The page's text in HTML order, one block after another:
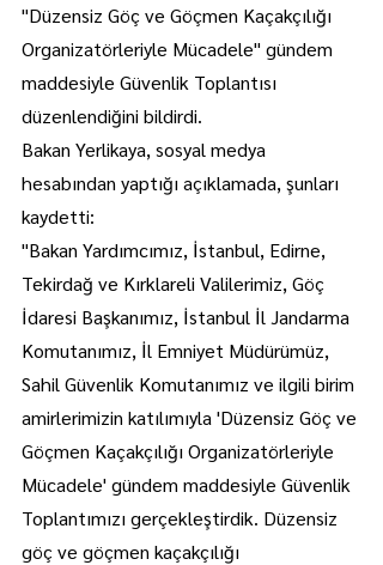
"Düzensiz Göç ve Göçmen Kaçakçılığı
Organizatörleriyle Mücadele" gündem
maddesiyle Güvenlik Toplantısı
düzenlendiğini bildirdi.
Bakan Yerlikaya, sosyal medya
hesabından yaptığı açıklamada, şunları
kaydetti:
"Bakan Yardımcımız, İstanbul, Edirne,
Tekirdağ ve Kırklareli Valilerimiz, Göç
İdaresi Başkanımız, İstanbul İl Jandarma
Komutanımız, İl Emniyet Müdürümüz,
Sahil Güvenlik Komutanımız ve ilgili birim
amirlerimizin katılımıyla 'Düzensiz Göç ve
Göçmen Kaçakçılığı Organizatörleriyle
Mücadele' gündem maddesiyle Güvenlik
Toplantımızı gerçekleştirdik. Düzensiz
göç ve göçmen kaçakçılığı